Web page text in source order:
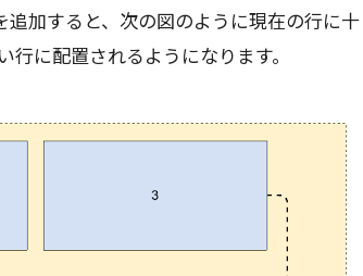
追加すると、次の図のように現在の行に十
に配置されるようになります。